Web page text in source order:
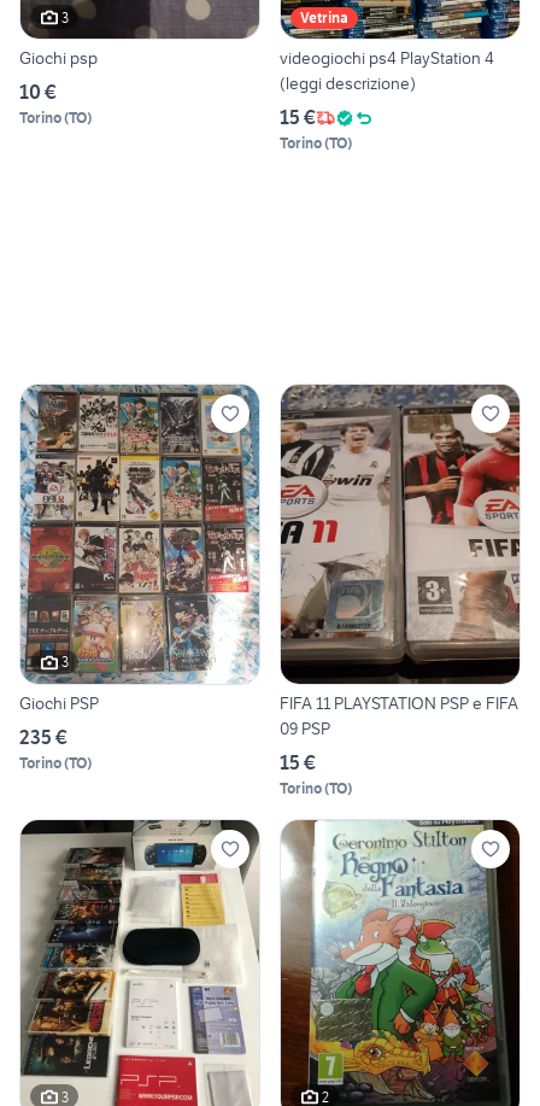
3
Giochi psp
10 €
Torino(TO)
Vetrina
videogiochi ps4 PlayStation 4
(leggi descrizione)
15 €
Torino(TO)
3
Giochi PSP
235 €
Torino(TO)
FIFA 11 PLAYSTATION PSP e FIFA
09 PSP
15 €
Torino(TO)
3 2